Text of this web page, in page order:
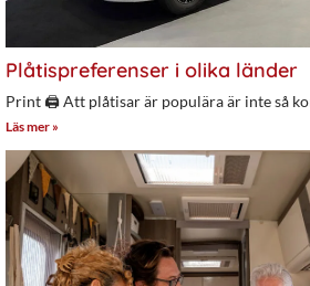
Plåtispreferenser i olika länder
Print 🖨 Att plåtisar är populära är inte så
Läs mer »